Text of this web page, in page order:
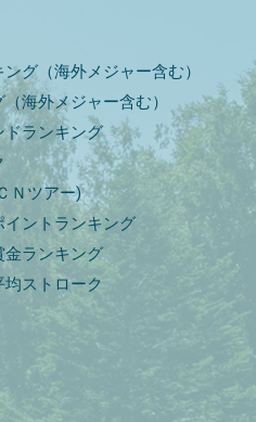
グ（海外メジャー含む）
海外メジャー含む）
ドランキング
Ｎツアー)
イントランキング
金ランキング
均ストローク